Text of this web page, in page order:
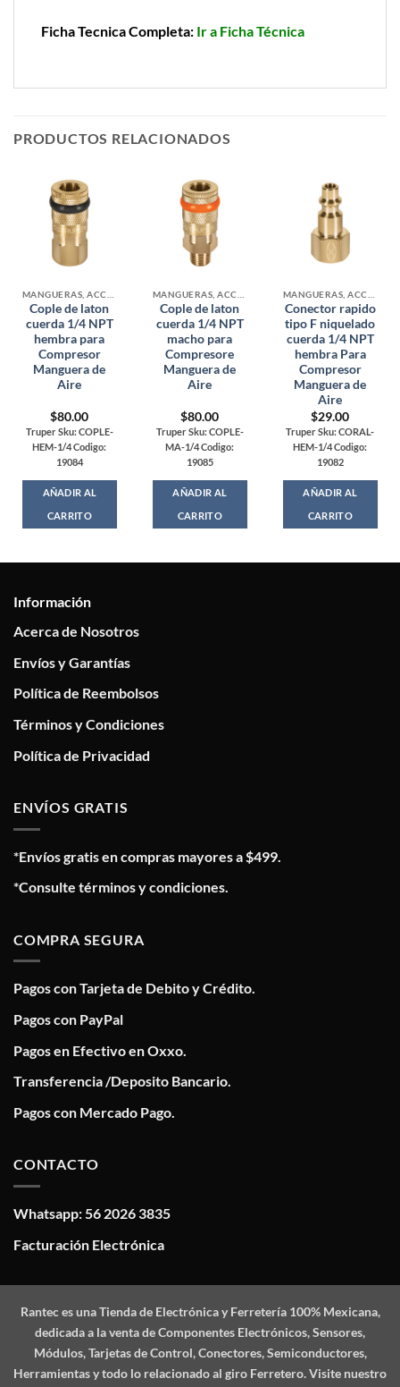
Ficha Tecnica Completa: Ir a Ficha Técnica
PRODUCTOS RELACIONADOS
Cople de laton
cuerda 1/4 NPT
hembra para
Compresor
Manguera de
Aire
$80.00
Truper Sku: COPLE-
HEM-1/4 Codigo:
19084
AÑADIR AL
CARRITO
Cople de laton
cuerda 1/4 NPT
macho para
Compresore
Manguera de
Aire
$80.00
Truper Sku: COPLE-
MA-1/4 Codigo:
19085
AÑADIR AL
CARRITO
Conector rapido
tipo F niquelado
cuerda 1/4 NPT
hembra Para
Compresor
Manguera de
Aire
$29.00
Truper Sku: CORAL-
HEM-1/4 Codigo:
19082
AÑADIR AL
CARRITO
Información
Acerca de Nosotros
Envíos y Garantías
Política de Reembolsos
Términos y Condiciones
Política de Privacidad
ENVÍOS GRATIS
*Envíos gratis en compras mayores a $499.
*Consulte términos y condiciones.
COMPRA SEGURA
Pagos con Tarjeta de Debito y Crédito.
Pagos con PayPal
Pagos en Efectivo en Oxxo.
Transferencia /Deposito Bancario.
Pagos con Mercado Pago.
CONTACTO
Whatsapp: 56 2026 3835
Facturación Electrónica
Ranteces una Tienda de Electrónica y Ferretería 100% Mexicana,
dedicada a la venta de Componentes Electrónicos, Sensores,
Módulos, Tarjetas de Control, Conectores, Semiconductores,
Herramientas y todo lo relacionado al giro Ferretero. Visite nuestro